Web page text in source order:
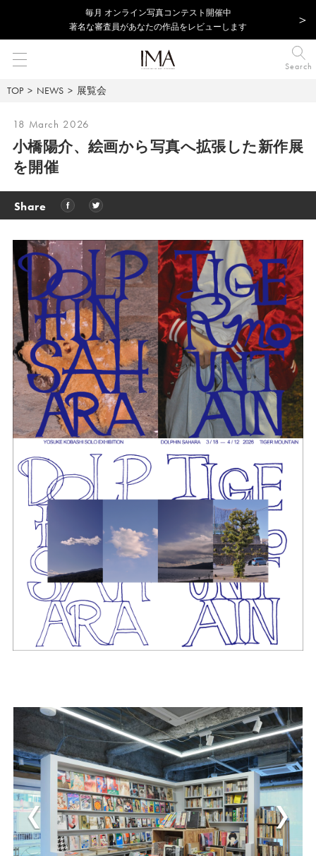
毎⽉ オンライン写真コンテスト開催中
著名な審査員があなたの作品をレビューします
Search
TOP NEWS 展覧会
18 March 2026
小橋陽介、絵画から写真へ拡張した新作展
を開催
Share